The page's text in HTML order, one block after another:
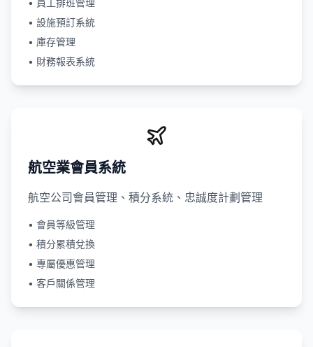
• 員工排班管理
• 設施預訂系統
• 庫存管理
• 財務報表系統
航空業會員系統
航空公司會員管理、積分系統、忠誠度計劃管理
• 會員等級管理
• 積分累積兌換
• 專屬優惠管理
• 客戶關係管理